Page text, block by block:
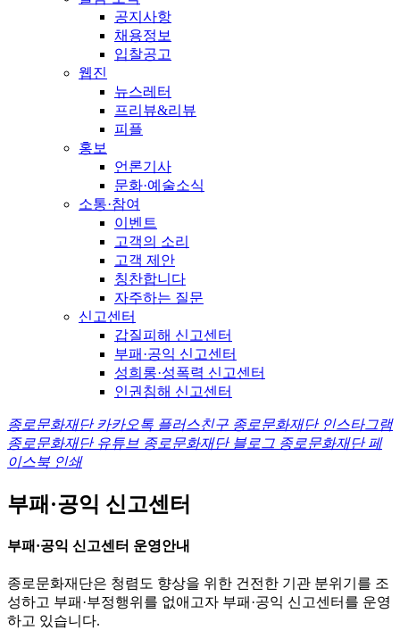
공지사항
채용정보
입찰공고
웹진
뉴스레터
프리뷰&리뷰
피플
홍보
언론기사
문화·예술소식
소통·참여
이벤트
고객의 소리
고객 제안
칭찬합니다
자주하는 질문
신고센터
갑질피해 신고센터
부패·공익 신고센터
성희롱·성폭력 신고센터
인권침해 신고센터
종로문화재단 카카오톡 플러스친구 종로문화재단 인스타그램
종로문화재단 유튜브 종로문화재단 블로그 종로문화재단 페
이스북 인쇄
부패·공익 신고센터
부패·공익 신고센터 운영안내
종로문화재단은 청렴도 향상을 위한 건전한 기관 분위기를 조
성하고 부패·부정행위를 없애고자 부패·공익 신고센터를 운영
하고 있습니다.